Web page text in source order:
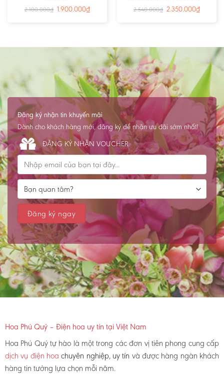
2.100.000₫ 1.900.000₫ 2.540.000₫ 2.350.000₫
Đăng ký nhận tin khuyến mãi
Dành cho khách hàng mới, đăng ký để nhận ưu đãi sớm nhất!
ĐĂNG KÝ NHẬN VOUCHER
Hoa Phú Quý – Điện hoa uy tín tại Việt Nam
Hoa Phú Quý tự hào là một trong các đơn vị tiên phong cung cấp
dịch vụ điện hoachuyên nghiệp, uy tín và được hàng ngàn khách
hàng tin tưởng lựa chọn mỗi năm.